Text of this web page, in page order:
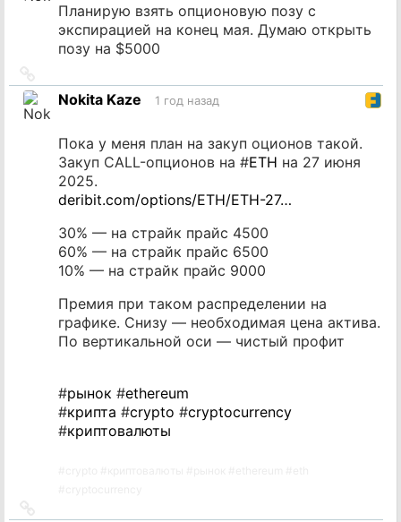
Планирую взять опционовую позу с
экспирацией на конец мая. Думаю открыть
позу на $5000
на
источник
Nokita Kaze 1 год назад
Пока у меня план на закуп оционов такой.
Закуп CALL-опционов на #ETH на 27 июня
2025.
deribit.com/options/ETH/ETH-27…
30% — на страйк прайс 4500
60% — на страйк прайс 6500
10% — на страйк прайс 9000
Премия при таком распределении на
графике. Снизу — необходимая цена актива.
По вертикальной оси — чистый профит
#рынок #ethereum
#крипта #crypto #cryptocurrency
#криптовалюты